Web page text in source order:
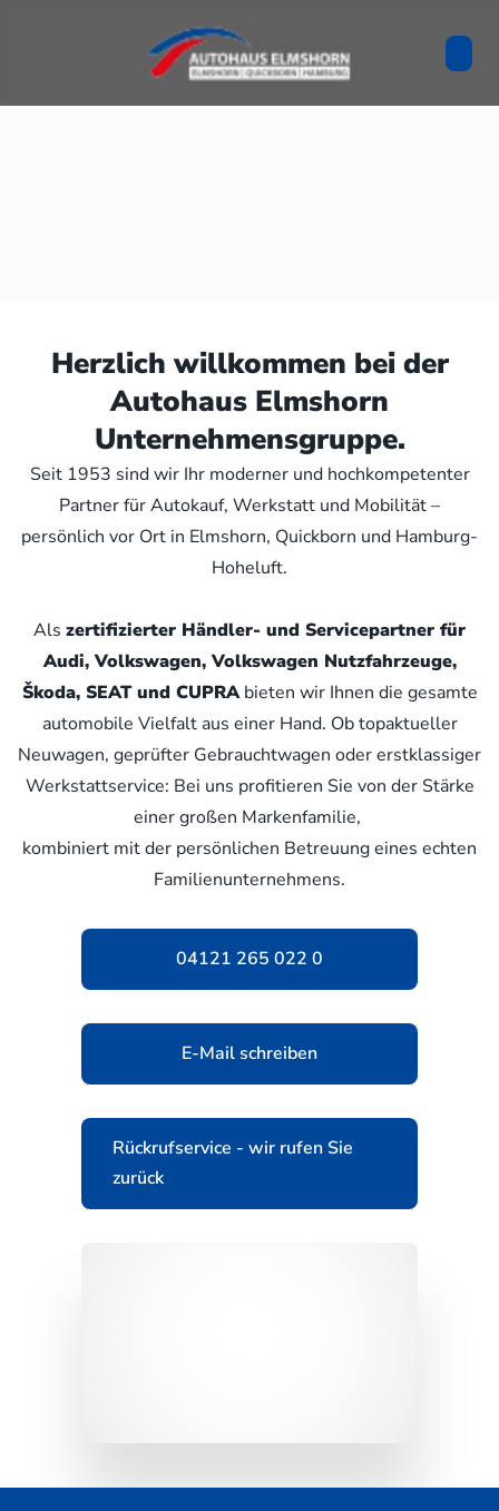
Herzlich willkommen bei der
Autohaus Elmshorn
Unternehmensgruppe.
Seit 1953 sind wir Ihr moderner und hochkompetenter
Partner für Autokauf, Werkstatt und Mobilität –
persönlich vor Ort in Elmshorn, Quickborn und Hamburg-
Hoheluft.
Als zertifizierter Händler- und Servicepartner für
Audi, Volkswagen, Volkswagen Nutzfahrzeuge,
Škoda, SEAT und CUPRAbieten wir Ihnen die gesamte
automobile Vielfalt aus einer Hand. Ob topaktueller
Neuwagen, geprüfter Gebrauchtwagen oder erstklassiger
Werkstattservice: Bei uns profitieren Sie von der Stärke
einer großen Markenfamilie,
kombiniert mit der persönlichen Betreuung eines echten
Familienunternehmens.
04121 265 022 0
E-Mail schreiben
Rückrufservice - wir rufen Sie
zurück